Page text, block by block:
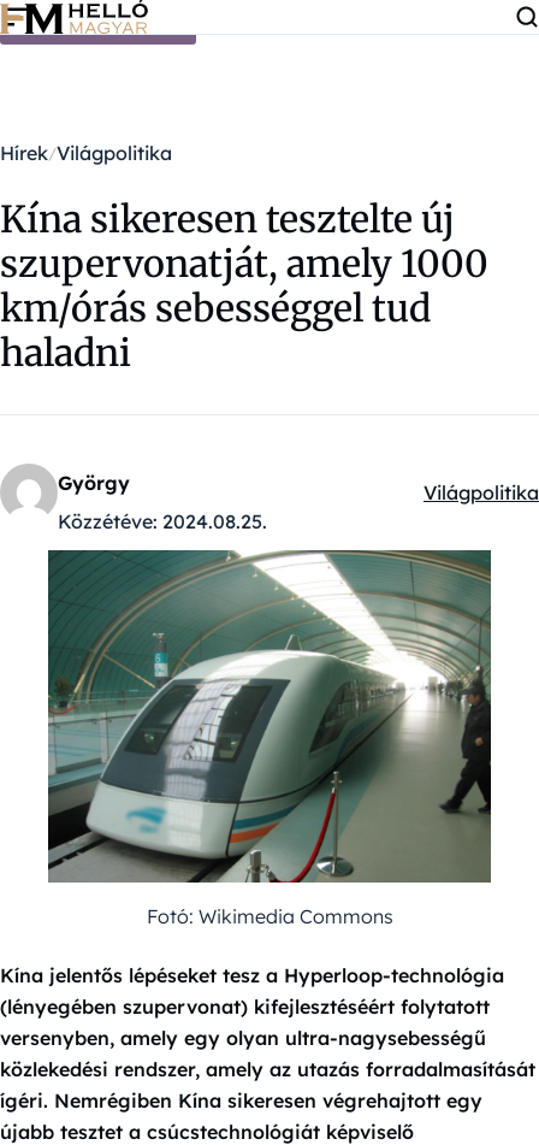
Ugrás a tartalomra
Hírek Világpolitika
Kína sikeresen tesztelte új
szupervonatját, amely 1000
km/órás sebességgel tud
haladni
György
Közzétéve: 2024.08.25.
Kategóriák:
Világpolitika
Fotó: Wikimedia Commons
Kína jelentős lépéseket tesz a Hyperloop-technológia
(lényegében szupervonat) kifejlesztéséért folytatott
versenyben, amely egy olyan ultra-nagysebességű
közlekedési rendszer, amely az utazás forradalmasítását
ígéri. Nemrégiben Kína sikeresen végrehajtott egy
újabb tesztet a csúcstechnológiát képviselő